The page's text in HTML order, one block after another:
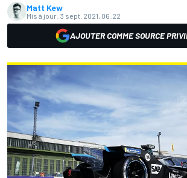
Matt Kew
Mis à jour: 3 sept. 2021, 06:22
AJOUTER COMME SOURCE